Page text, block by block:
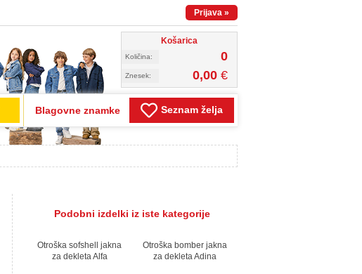
Prijava »
Košarica
Količina: 0
Znesek: 0,00 €
Blagovne znamke Seznam želja
Podobni izdelki iz iste kategorije
Otroška sofshell jakna
za dekleta Alfa
Otroška bomber jakna
za dekleta Adina